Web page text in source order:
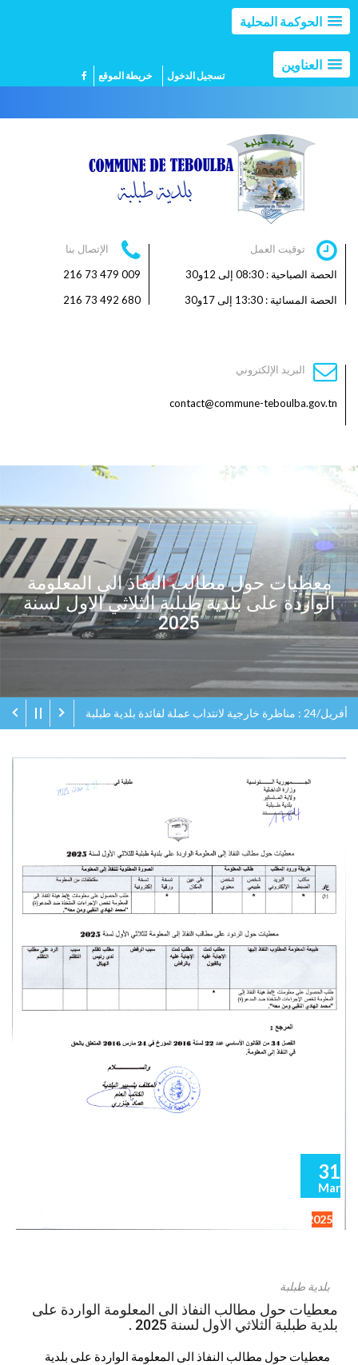
الحوكمة المحلية
العناوين
تسجيل الدخول خريطة الموقع
توقيت العمل
الحصة الصباحية : 08:30 إلى 12و30
الحصة المسائية : 13:30 إلى 17و30
الإتصال بنا
009 479 73 216
680 492 73 216
البريد الإلكتروني
contact@commune-teboulba.gov.tn
معطيات حول مطالب النفاذ الى المعلومة
الواردة على بلدية طبلبة الثلاثي الاول لسنة
2025
أفريل/24 : مناظرة خارجية لانتداب عملة لفائدة بلدية طبلبة
31
Mar
2025
بلدية طبلبة
معطيات حول مطالب النفاذ الى المعلومة الواردة على
بلدية طبلبة الثلاثي الاول لسنة 2025 .
معطيات حول مطالب النفاذ الى المعلومة الواردة على بلدية